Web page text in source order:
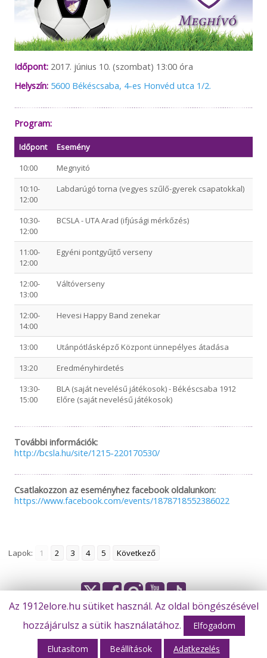
Időpont:2017. június 10. (szombat) 13:00 óra
Helyszín: 5600 Békéscsaba, 4-es Honvéd utca 1/2.
Program:
Időpont
Esemény
10:00
Megnyitó
10:10-
12:00
Labdarúgó torna (vegyes szűlő-gyerek csapatokkal)
10:30-
12:00
BCSLA - UTA Arad (ifjúsági mérkőzés)
11:00-
12:00
Egyéni pontgyűjtő verseny
12:00-
13:00
Váltóverseny
12:00-
14:00
Hevesi Happy Band zenekar
13:00
Utánpótlásképző Központ ünnepélyes átadása
13:20
Eredményhirdetés
13:30-
15:00
BLA (saját nevelésű játékosok) - Békéscsaba 1912
Előre (saját nevelésű játékosok)
További információk:
http://bcsla.hu/site/1215-220170530/
Csatlakozzon az eseményhez facebook oldalunkon:
https://www.facebook.com/events/1878718552386022
Lapok: 1 2 3 4 5 Következő
© Békéscsaba 1912 Előre Futball Zrt.
Webhost: M-Design
Az 1912elore.hu sütiket használ. Az oldal böngészésével
hozzájárulsz a sütik használatához.
Elfogadom
Elutasítom Beállítások Adatkezelés